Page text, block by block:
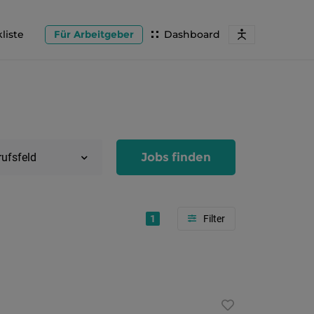
Dashboard
Für Arbeitgeber
Jobs finden
1